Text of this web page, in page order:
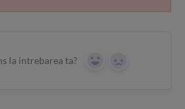
la intrebarea ta? Yes No